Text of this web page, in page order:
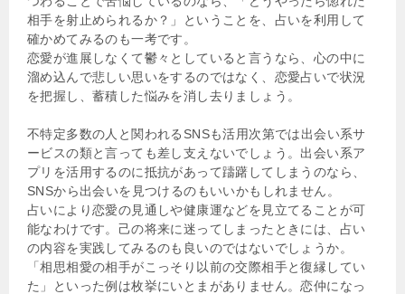
相手を射止められるか？」ということを、占いを利用して
確かめてみるのも一考です。
恋愛が進展しなくて鬱々としていると言うなら、心の中に
溜め込んで悲しい思いをするのではなく、恋愛占いで状況
を把握し、蓄積した悩みを消し去りましょう。
不特定多数の人と関われるSNSも活用次第では出会い系サ
ービスの類と言っても差し支えないでしょう。出会い系ア
プリを活用するのに抵抗があって躊躇してしまうのなら、
SNSから出会いを見つけるのもいいかもしれません。
占いにより恋愛の見通しや健康運などを見立てることが可
能なわけです。己の将来に迷ってしまったときには、占い
の内容を実践してみるのも良いのではないでしょうか。
「相思相愛の相手がこっそり以前の交際相手と復縁してい
た」といった例は枚挙にいとまがありません。恋仲になっ